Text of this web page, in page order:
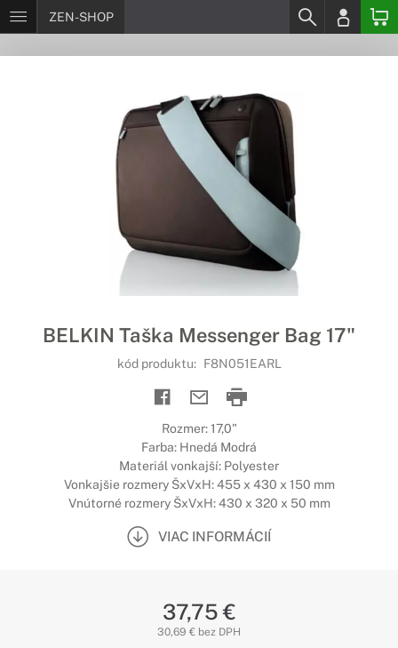
ZEN-SHOP
BELKIN Taška Messenger Bag 17"
kód produktu: F8N051EARL
Rozmer: 17,0"
Farba: Hnedá Modrá
Materiál vonkajší: Polyester
Vonkajšie rozmery ŠxVxH: 455 x 430 x 150 mm
Vnútorné rozmery ŠxVxH: 430 x 320 x 50 mm
VIAC INFORMÁCIÍ
37,75 €
30,69 € bez DPH